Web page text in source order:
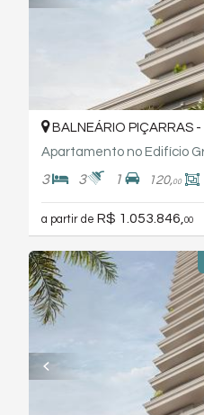
BALNEÁRIO PIÇARRAS -
3 3 1 120,00
a partir de R$ 1.053.846, 00